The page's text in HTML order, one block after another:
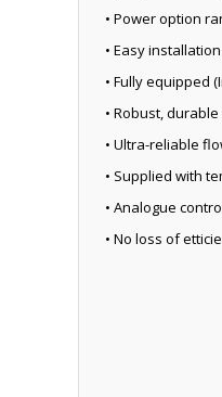
• Power option
• Easy installation
• Fully equipped
• Robust,
• Ultra-reliable
• Supplied with
• Analogue
• No loss of